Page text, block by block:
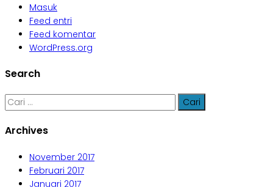
Masuk
Feed entri
Feed komentar
WordPress.org
Search
Cari
untuk:
Archives
November 2017
Februari 2017
Januari 2017